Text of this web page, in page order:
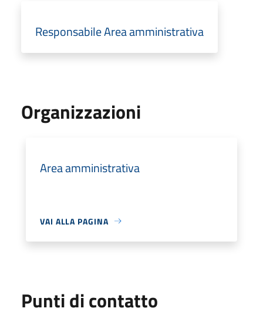
Responsabile Area amministrativa
Organizzazioni
Area amministrativa
VAI ALLA PAGINA
Punti di contatto